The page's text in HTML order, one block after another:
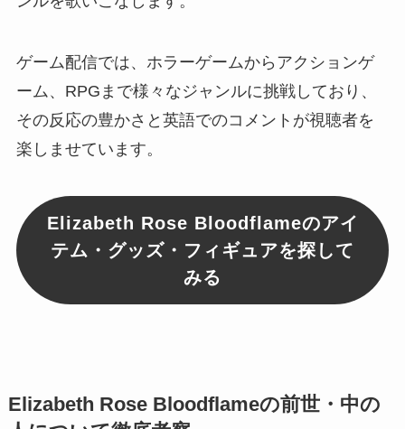
ゲーム配信では、ホラーゲームからアクションゲ
ーム、RPGまで様々なジャンルに挑戦しており、
その反応の豊かさと英語でのコメントが視聴者を
楽しませています。
Elizabeth Rose Bloodflameのアイ
テム・グッズ・フィギュアを探して
みる
Elizabeth Rose Bloodflameの前世・中の